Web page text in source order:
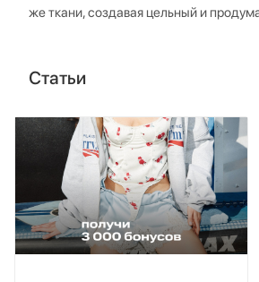
же ткани, создавая цельный и
Статьи